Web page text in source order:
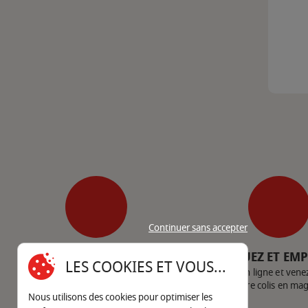
SERVICE CLIENT
Nous contacter
CLIQUEZ ET
Achetez en ligne et
votre colis en
Continuer sans accepter
LES COOKIES ET VOUS...
Nous utilisons des cookies pour optimiser les